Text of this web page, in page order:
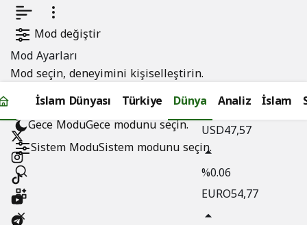
Mod değiştir
Mod Ayarları
Mod seçin, deneyimini kişiselleştirin.
Gündüz ModuGündüz modunu seçin.
Gece ModuGece modunu seçin.
Sistem ModuSistem modunu seçin.
Menü Oluşturİslam Dünyası Türkiye Dünya Analiz İslam
USD47,57
%0.06
EURO54,77